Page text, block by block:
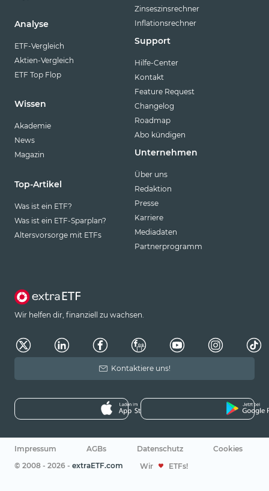
Analyse
ETF-Vergleich
Aktien-Vergleich
ETF Top Flop
Wissen
Akademie
News
Magazin
Top-Artikel
Was ist ein ETF?
Was ist ein ETF-Sparplan?
Altersvorsorge mit ETFs
Zinseszinsrechner
Inflationsrechner
Support
Hilfe-Center
Kontakt
Feature Request
Changelog
Roadmap
Abo kündigen
Unternehmen
Über uns
Redaktion
Presse
Karriere
Mediadaten
Partnerprogramm
Wir helfen dir, finanziell zu wachsen.
Kontaktiere uns!
Impressum AGBs Datenschutz
Cookies
© 2008 - 2026 - extraETF.com Wir ETFs!